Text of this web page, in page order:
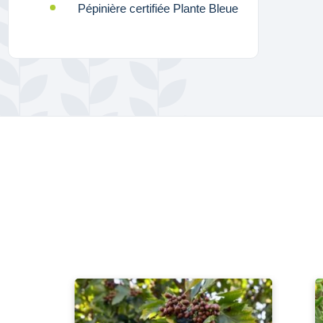
Pépinière certifiée Plante Bleue